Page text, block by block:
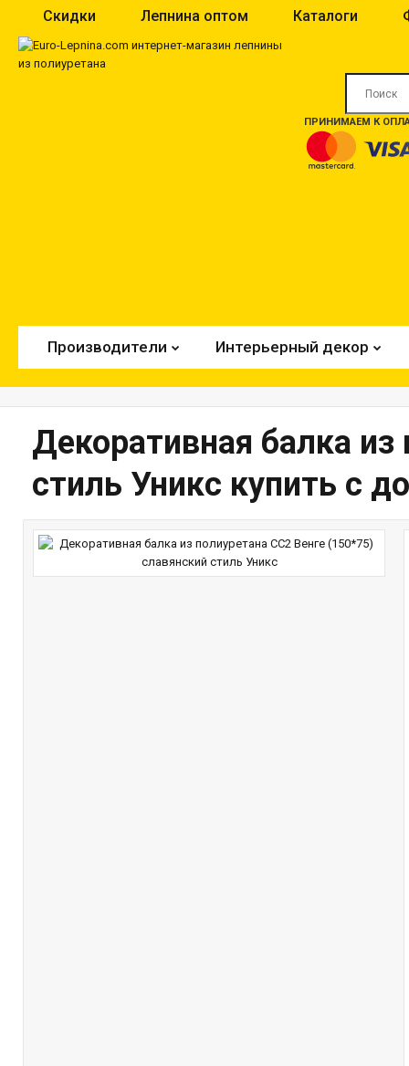
Скидки Лепнина оптом Каталоги
ПРИНИМАЕМ К
Производители Интерьерный декор
Декоративная балка
стиль Уникс купить с